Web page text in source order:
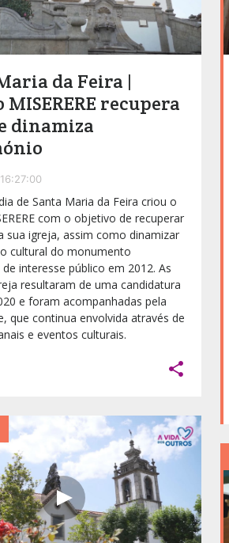
da Feira |
recupera
dinamiza
de Santa Maria da Feira criou o
com o objetivo de recuperar
sua igreja, assim como dinamizar
cultural do monumento
interesse público em 2012. As
resultaram de uma candidatura
e foram acompanhadas pela
que continua envolvida através de
e eventos culturais.
